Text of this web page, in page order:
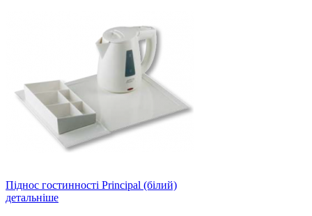
Піднос гостинності Principal (білий)
детальніше